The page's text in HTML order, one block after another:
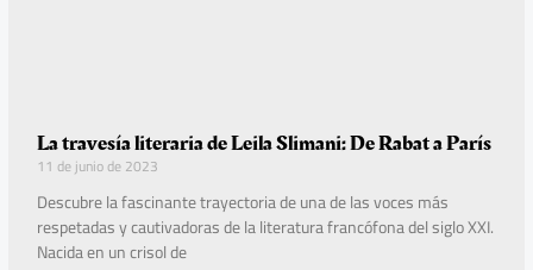
La travesía literaria de Leila Slimani: De Rabat a París
11 de junio de 2023
Descubre la fascinante trayectoria de una de las voces más
respetadas y cautivadoras de la literatura francófona del siglo XXI.
Nacida en un crisol de